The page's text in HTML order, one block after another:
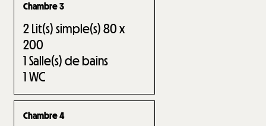
Chambre 3
2Lit(s) simple(s) 80 x
200
1Salle(s) de bains
1WC
Chambre 4